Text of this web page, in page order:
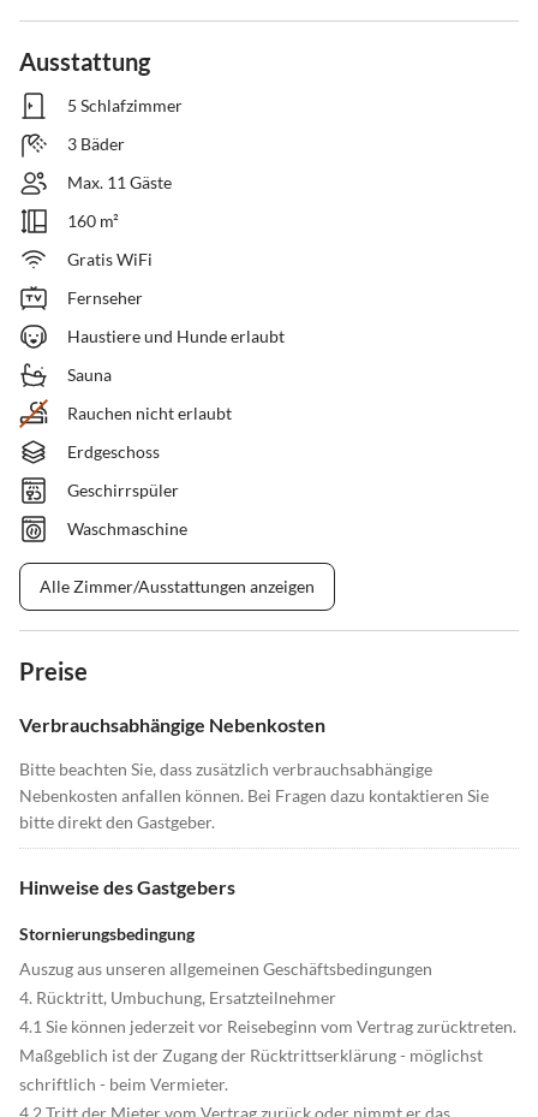
Ausstattung
5 Schlafzimmer
3 Bäder
Max. 11 Gäste
160 m²
Gratis WiFi
Fernseher
Haustiere und Hunde erlaubt
Sauna
Rauchen nicht erlaubt
Erdgeschoss
Geschirrspüler
Waschmaschine
Alle Zimmer/Ausstattungen anzeigen
Preise
Verbrauchsabhängige Nebenkosten
Bitte beachten Sie, dass zusätzlich verbrauchsabhängige
Nebenkosten anfallen können. Bei Fragen dazu kontaktieren Sie
bitte direkt den Gastgeber.
Hinweise des Gastgebers
Stornierungsbedingung
Auszug aus unseren allgemeinen Geschäftsbedingungen
4. Rücktritt, Umbuchung, Ersatzteilnehmer
4.1 Sie können jederzeit vor Reisebeginn vom Vertrag zurücktreten.
Maßgeblich ist der Zugang der Rücktrittserklärung - möglichst
schriftlich - beim Vermieter.